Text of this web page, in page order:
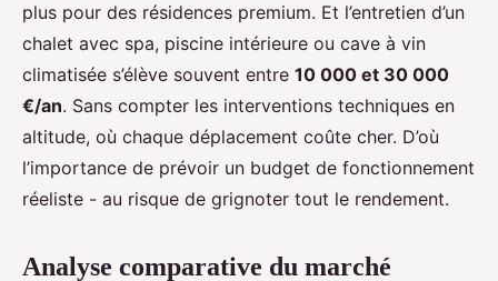
plus pour des résidences premium. Et l’entretien d’un
chalet avec spa, piscine intérieure ou cave à vin
climatisée s’élève souvent entre 10 000 et 30 000
€/an. Sans compter les interventions techniques en
altitude, où chaque déplacement coûte cher. D’où
l’importance de prévoir un budget de fonctionnement
réeliste - au risque de grignoter tout le rendement.
Analyse comparative du marché